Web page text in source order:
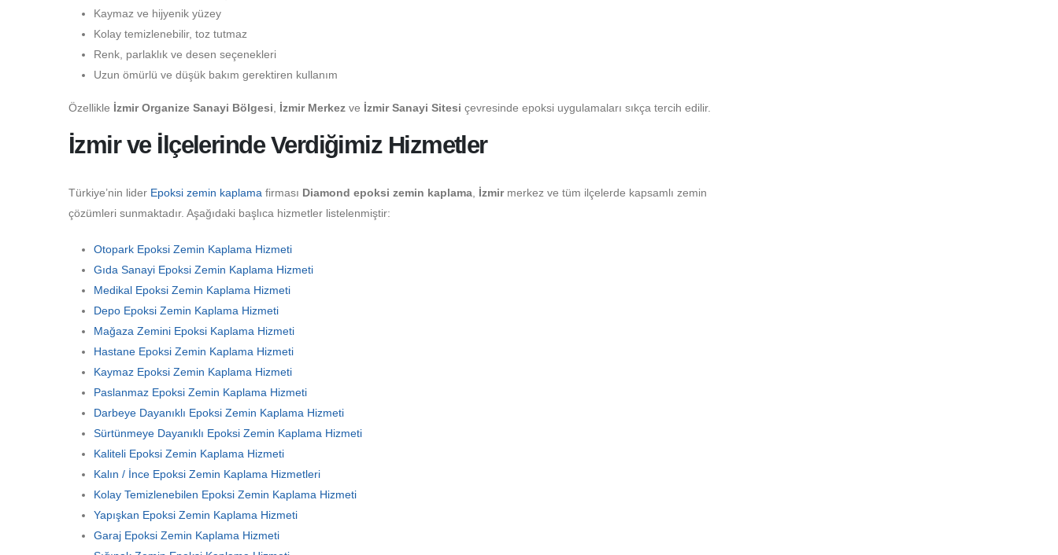
Kaymaz ve hijyenik yüzey
Kolay temizlenebilir, toz tutmaz
Renk, parlaklık ve desen seçenekleri
Uzun ömürlü ve düşük bakım gerektiren kullanım
Özellikle İzmir Organize Sanayi Bölgesi İzmir Merkez ve İzmir Sanayi Sitesi çevresinde epoksi uygulamaları sıkça tercih edilir.
İzmir ve İlçelerinde Verdiğimiz Hizmetler
Türkiye’nin lider Epoksi zemin kaplama firması Diamond epoksi zemin kaplama İzmirmerkez ve tüm ilçelerde kapsamlı zemin
çözümleri sunmaktadır. Aşağıdaki başlıca hizmetler listelenmiştir:
Otopark Epoksi Zemin Kaplama Hizmeti
Gıda Sanayi Epoksi Zemin Kaplama Hizmeti
Medikal Epoksi Zemin Kaplama Hizmeti
Depo Epoksi Zemin Kaplama Hizmeti
Mağaza Zemini Epoksi Kaplama Hizmeti
Hastane Epoksi Zemin Kaplama Hizmeti
Kaymaz Epoksi Zemin Kaplama Hizmeti
Paslanmaz Epoksi Zemin Kaplama Hizmeti
Darbeye Dayanıklı Epoksi Zemin Kaplama Hizmeti
Sürtünmeye Dayanıklı Epoksi Zemin Kaplama Hizmeti
Kaliteli Epoksi Zemin Kaplama Hizmeti
Kalın / İnce Epoksi Zemin Kaplama Hizmetleri
Kolay Temizlenebilen Epoksi Zemin Kaplama Hizmeti
Yapışkan Epoksi Zemin Kaplama Hizmeti
Garaj Epoksi Zemin Kaplama Hizmeti